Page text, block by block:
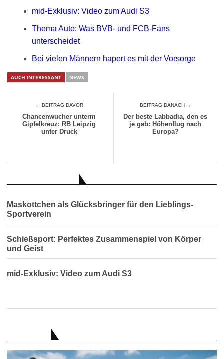
mid-Exklusiv: Video zum Audi S3
Thema Auto: Was BVB- und FCB-Fans
unterscheidet
Bei vielen Männern hapert es mit der Vorsorge
AUCH INTERESSANT NEWS
← BEITRAG DAVOR
Chancenwucher unterm
Gipfelkreuz: RB Leipzig
unter Druck
BEITRAG DANACH →
Der beste Labbadia, den es
je gab: Höhenflug nach
Europa?
Maskottchen als Glücksbringer für den Lieblings-
Sportverein
Schießsport: Perfektes Zusammenspiel von Körper
und Geist
mid-Exklusiv: Video zum Audi S3